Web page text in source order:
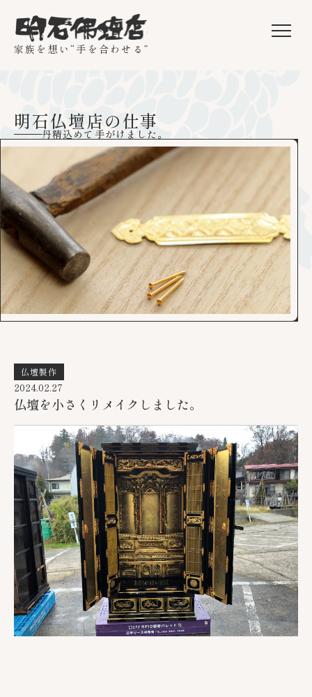
家族を想い“手を合わせる”
明石仏壇店の仕事
丹精込めて手がけました。
仏壇製作
2024.02.27
仏壇を小さくリメイクしました。